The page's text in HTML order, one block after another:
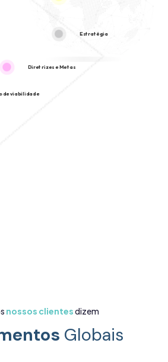
Estratégia
Diretrizes e Metas
de viabilidade
nossos clientesdizem
Globais